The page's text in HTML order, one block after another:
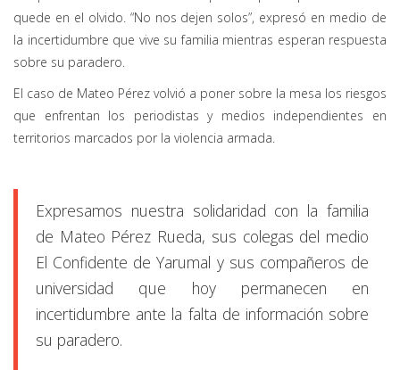
quede en el olvido. “No nos dejen solos”, expresó en medio de
la incertidumbre que vive su familia mientras esperan respuesta
sobre su paradero.
El caso de Mateo Pérez volvió a poner sobre la mesa los riesgos
que enfrentan los periodistas y medios independientes en
territorios marcados por la violencia armada.
Expresamos nuestra solidaridad con la familia
de Mateo Pérez Rueda, sus colegas del medio
El Confidente de Yarumal y sus compañeros de
universidad que hoy permanecen en
incertidumbre ante la falta de información sobre
su paradero.